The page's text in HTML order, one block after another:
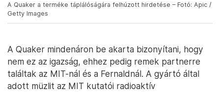
A Quaker a terméke táplálóságára felhúzott hirdetése – Fotó: Apic /
Getty Images
A Quaker mindenáron be akarta bizonyítani, hogy
nem ez az igazság, ehhez pedig remek partnerre
találtak az MIT-nál és a Fernaldnál. A gyártó által
adott müzlit az MIT kutatói radioaktív